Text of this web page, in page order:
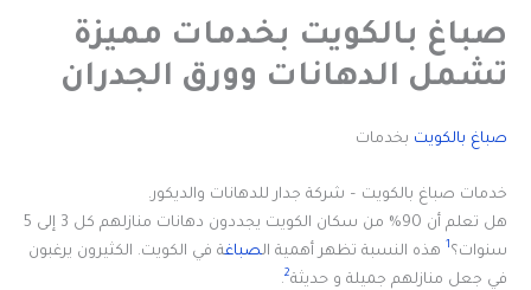
صباغ بالكويت بخدمات مميزة
تشمل الدهانات وورق الجدران
صباغ بالكويت بخدمات
خدمات صباغ بالكويت – شركة جدار للدهانات والديكور.
هل تعلم أن 90% من سكان الكويت يجددون دهانات منازلهم كل 3 إلى 5
سنوات؟1 هذه النسبة تظهر أهمية الصباغة في الكويت. الكثيرون يرغبون
في جعل منازلهم جميلة و حديثة2
.